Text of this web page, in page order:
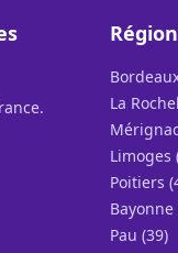
La
Limoges
Poitiers
Bayonne
Pau (39)